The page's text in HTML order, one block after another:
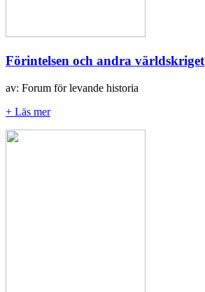
Förintelsen och andra världskriget
av: Forum för levande historia
+ Läs mer